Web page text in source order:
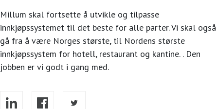
Millum skal fortsette å utvikle og tilpasse
innkjøpssystemet til det beste for alle parter. Vi skal også
gå fra å være Norges største, til Nordens største
innkjøpssystem for hotell, restaurant og kantine. . Den
jobben er vi godt i gang med.